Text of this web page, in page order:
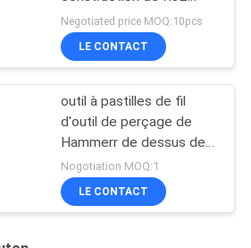
45mm fil le peu de
perceuse de bouton
Negotiated price MOQ:10pcs
LE CONTACT
outil à pastilles de fil
d'outil de perçage de
Hammerr de dessus de
carrière de l'exploitation
T45 de 89mm
Nogotiation MOQ:1
LE CONTACT